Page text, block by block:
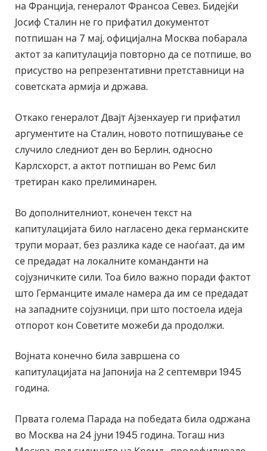
на Франција, генералот Франсоа Севез. Бидејќи
Јосиф Сталин не го прифатил документот
потпишан на 7 мај, официјална Москва побарала
актот за капитулација повторно да се потпише, во
присуство на репрезентативни претставници на
советската армија и држава.
Откако генералот Двајт Ајзенхауер ги прифатил
аргументите на Сталин, новото потпишување се
случило следниот ден во Берлин, односно
Карлсхорст, а актот потпишан во Ремс бил
третиран како прелиминарен.
Во дополнителниот, конечен текст на
капитулацијата било нагласено дека германските
трупи мораат, без разлика каде се наоѓаат, да им
се предадат на локалните команданти на
сојузничките сили. Тоа било важно поради фактот
што Германците имале намера да им се предадат
на западните сојузници, при што постоела идеја
отпорот кон Советите можеби да продолжи.
Војната конечно била завршена со
капитулацијата на Јапонија на 2 септември 1945
година.
Првата голема Парада на победата била одржана
во Москва на 24 јуни 1945 година. Тогаш низ